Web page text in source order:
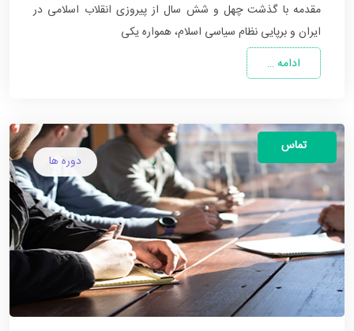
مقدمه با گذشت چهل و شش سال از پیروزی انقلاب اسلامی در
ایران و برپایی نظام سیاسی اسلام، همواره یکی
ادامه …
دوره ها
تماس